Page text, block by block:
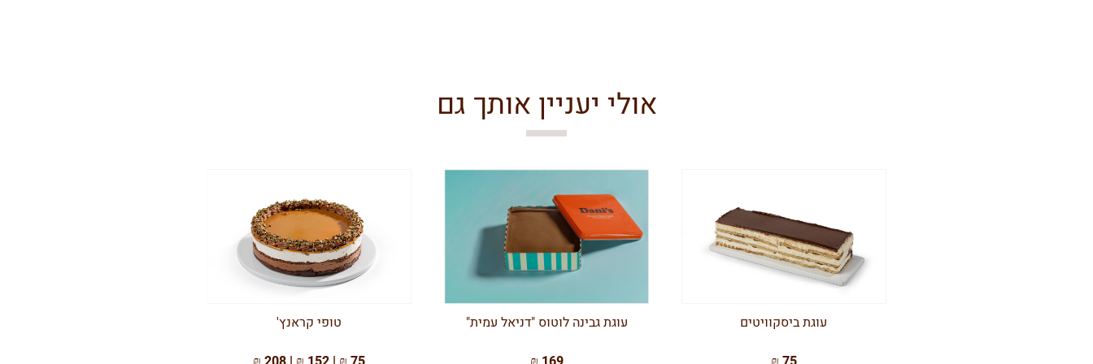
אולי יעניין אותך גם
עוגת ביסקוויטים
עוגת גבינה לוטוס "דניאל עמית"
טופי קראנץ'